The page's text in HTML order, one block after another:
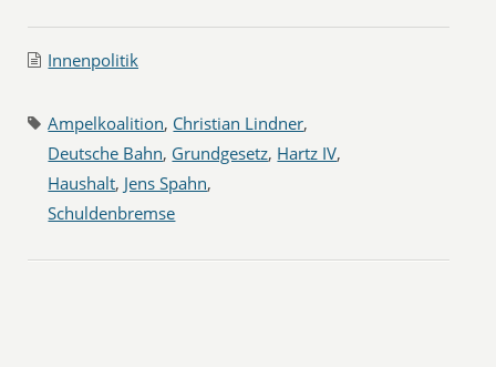
Innenpolitik
Ampelkoalition, Christian Lindner,
Deutsche Bahn, Grundgesetz, Hartz IV,
Haushalt, Jens Spahn,
Schuldenbremse